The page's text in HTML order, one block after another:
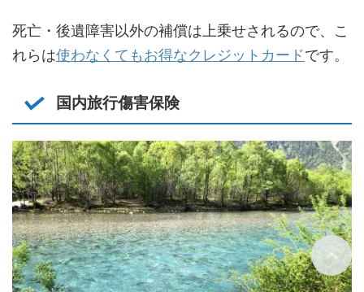
死亡・後遺障害以外の補償は上乗せされるので、こ
れらは使わなくてもお得なクレジットカードです。
国内旅行傷害保険